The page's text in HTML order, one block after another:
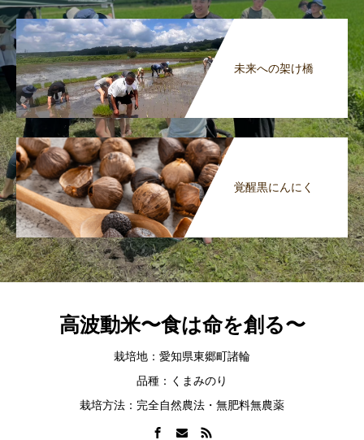
未来への架け橋
覚醒黒にんにく
高波動米〜食は命を創る〜
栽培地：愛知県東郷町諸輪
品種：くまみのり
栽培方法：完全自然農法・無肥料無農薬